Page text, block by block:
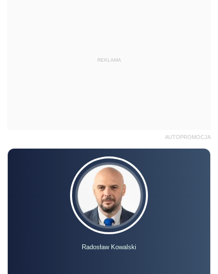
REKLAMA
AUTOPROMOCJA
Radosław Kowalski